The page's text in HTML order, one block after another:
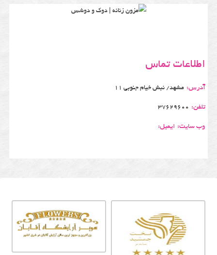
اطلاعات تماس
آدرس: مشهد/ نبش خیام جنوبی 11
تلفن: 37629600
وب سایت: ایمیل: